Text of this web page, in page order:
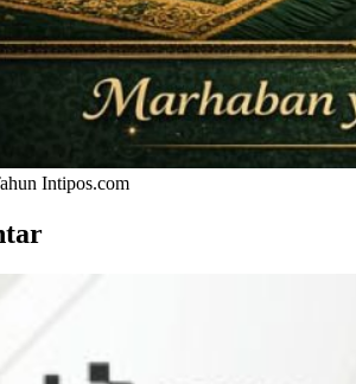
Intipos.com